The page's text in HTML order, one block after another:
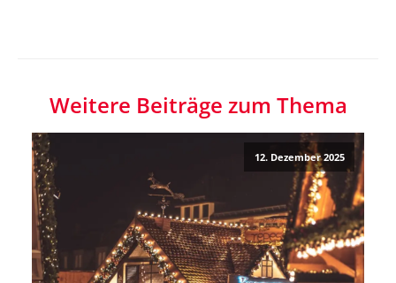
Weitere Beiträge zum Thema
12. Dezember 2025